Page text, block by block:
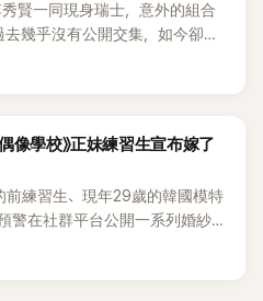
賢一同現身瑞士，意外的組合
幾乎沒有公開交集，如今卻一
好奇：「他們到底是怎麼認識
像學校》正妹練習生宣布嫁了
前練習生、現年29歲的韓國模特
警在社群平台公開一系列婚紗
息曝光後讓不少曾追看節目的